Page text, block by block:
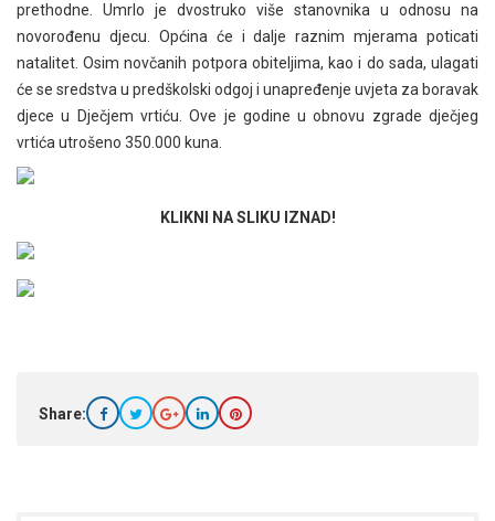
prethodne. Umrlo je dvostruko više stanovnika u odnosu na
novorođenu djecu. Općina će i dalje raznim mjerama poticati
natalitet. Osim novčanih potpora obiteljima, kao i do sada, ulagati
će se sredstva u predškolski odgoj i unapređenje uvjeta za boravak
djece u Dječjem vrtiću. Ove je godine u obnovu zgrade dječjeg
vrtića utrošeno 350.000 kuna.
KLIKNI NA SLIKU IZNAD!
Share: